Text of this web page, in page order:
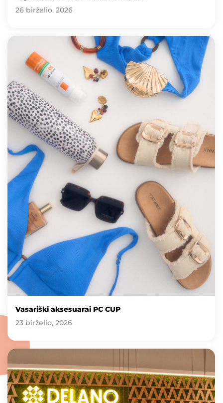
26 birželio, 2026
Vasariški aksesuarai PC CUP
23 birželio, 2026